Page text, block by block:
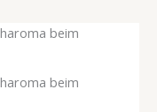
beim
beim